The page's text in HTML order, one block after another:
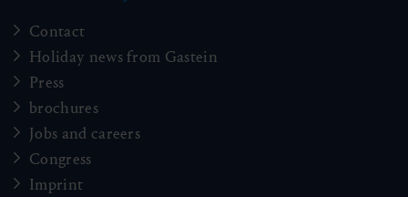
Contact
Holiday news from Gastein
Press
brochures
Jobs and careers
Congress
Imprint